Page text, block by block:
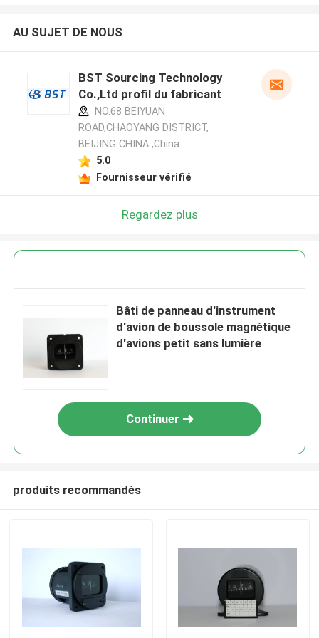
AU SUJET DE NOUS
BST Sourcing Technology
Co.,Ltd profil du fabricant
NO.68 BEIYUAN
ROAD,CHAOYANG DISTRICT,
BEIJING CHINA ,China
5.0
Fournisseur vérifié
Regardez plus
Bâti de panneau d'instrument
d'avion de boussole magnétique
d'avions petit sans lumière
Continuer
produits recommandés